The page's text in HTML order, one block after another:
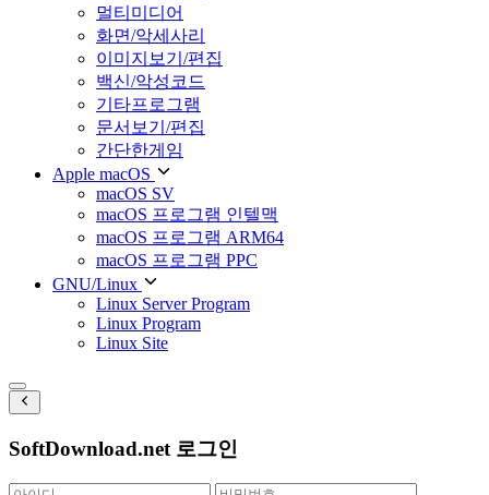
멀티미디어
화면/악세사리
이미지보기/편집
백신/악성코드
기타프로그램
문서보기/편집
간단한게임
Apple macOS
macOS SV
macOS 프로그램 인텔맥
macOS 프로그램 ARM64
macOS 프로그램 PPC
GNU/Linux
Linux Server Program
Linux Program
Linux Site
SoftDownload.net 로그인